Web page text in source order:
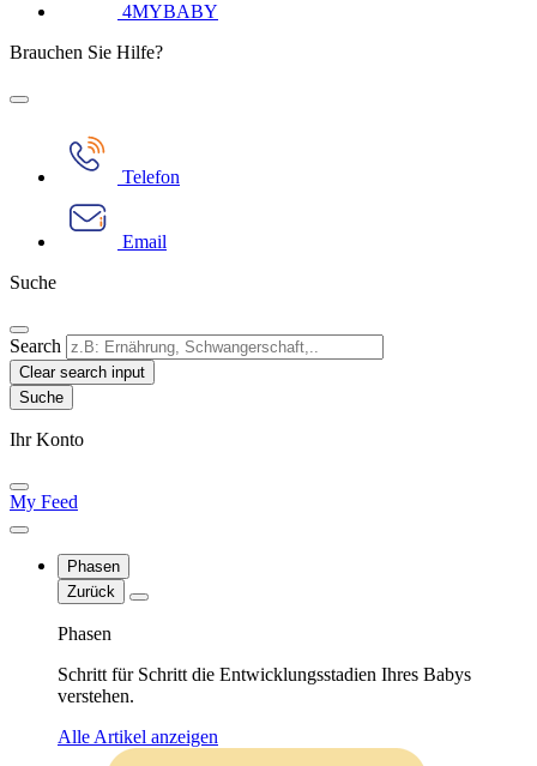
4MYBABY
Brauchen Sie Hilfe?
Telefon
Email
Suche
Search
Clear search input
Ihr Konto​
My Feed
Phasen
Zurück
Phasen
Schritt für Schritt die Entwicklungsstadien Ihres Babys
verstehen.
Alle Artikel anzeigen